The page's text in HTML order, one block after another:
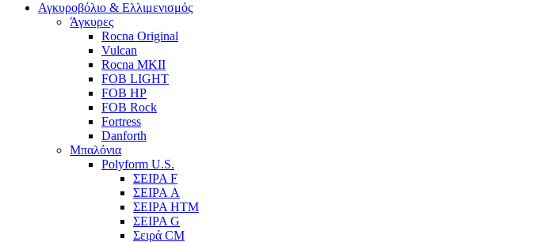
Αγκυροβόλιο & Ελλιμενισμός
Άγκυρες
Rocna Original
Vulcan
Rocna MKII
FOB LIGHT
FOB HP
FOB Rock
Fortress
Danforth
Μπαλόνια
Polyform U.S.
ΣΕΙΡΑ F
ΣΕΙΡΑ A
ΣΕΙΡΑ HTM
ΣΕΙΡΑ G
Σειρά CM